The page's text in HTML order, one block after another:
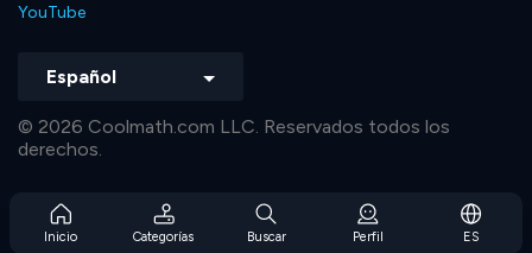
Inicio Categorías Buscar Perfil ES
YouTube
Español
© 2026 Coolmath.com LLC. Reservados todos los
derechos.